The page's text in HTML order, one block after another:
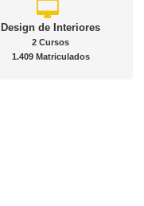
Design de Interiores
2 Cursos
1.409 Matriculados